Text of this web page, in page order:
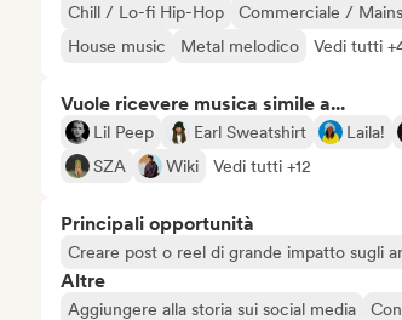
Chill / Lo-fi Hip-Hop Commerciale /
House music
Metal melodico Vedi tutti
Vuole ricevere musica simile a...
Lil Peep Earl Sweatshirt Laila!
SZA
Wiki Vedi tutti +12
Principali opportunità
Creare post o reel di grande impatto sugli
Altre
Aggiungere alla storia sui social media